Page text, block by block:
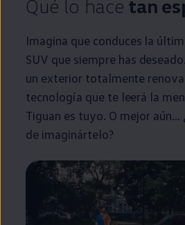
Qué lo hace tan
Imagina que conduces la
SUV que siempre has
un exterior totalmente
tecnología que te leerá la
Tiguan es tuyo. O mejor aún…
de imaginártelo?